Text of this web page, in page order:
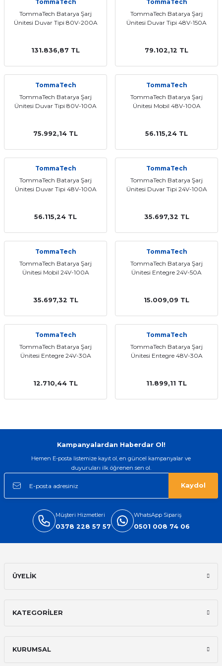
Multi Busbar Güneş Panelleri
Series Güneş Panelleri
Güneş Panelleri
Yaşam Serisi Güneş Panelleri
Half-Cut Multi Busbar Güneş
Half-Cut Multi Busbar Güneş
N-Type Güneş Panelleri
İnverterleri
Hibrit İnverter
Hibrit İnverter
TommaTech
TommaTech Batarya Şarj
Ünitesi Duvar Tipi 80V-200A
131.836,87 TL
TommaTech
TommaTech Batarya Şarj
Ünitesi Duvar Tipi 48V-150A
79.102,12 TL
TommaTech
TommaTech Batarya Şarj
Ünitesi Duvar Tipi 80V-100A
75.992,14 TL
TommaTech
TommaTech Batarya Şarj
Ünitesi Mobil 48V-100A
56.115,24 TL
TommaTech
TommaTech Batarya Şarj
Ünitesi Duvar Tipi 48V-100A
56.115,24 TL
TommaTech
TommaTech Batarya Şarj
Ünitesi Duvar Tipi 24V-100A
35.697,32 TL
TommaTech
TommaTech Batarya Şarj
Ünitesi Mobil 24V-100A
35.697,32 TL
TommaTech
TommaTech Batarya Şarj
Ünitesi Entegre 24V-50A
15.009,09 TL
TommaTech
TommaTech Batarya Şarj
Ünitesi Entegre 24V-30A
12.710,44 TL
TommaTech
TommaTech Batarya Şarj
Ünitesi Entegre 48V-30A
11.899,11 TL
Kampanyalardan Haberdar Ol!
Hemen E-posta listemize kayıt ol, en güncel kampanyalar ve
duyuruları ilk öğrenen sen ol.
Kaydol
Müşteri Hizmetleri
0378 228 57 57
WhatsApp Sipariş
0501 008 74 06
ÜYELİK
KATEGORİLER
KURUMSAL